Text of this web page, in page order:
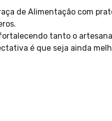
de Alimentação com
tanto o
é que seja ainda